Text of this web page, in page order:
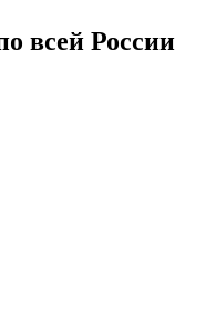
всей России